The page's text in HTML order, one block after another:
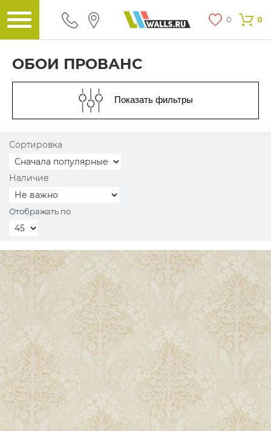
0 0
ОБОИ ПРОВАНС
Показать фильтры
Сортировка
Наличие
Отображать по